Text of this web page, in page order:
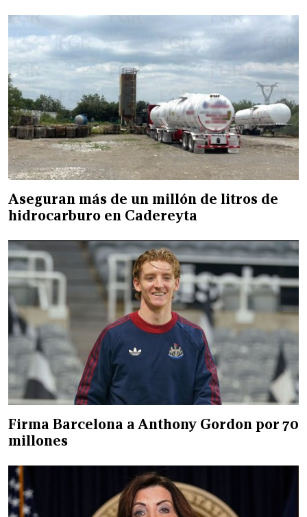
Aseguran más de un millón de litros de
hidrocarburo en Cadereyta
Firma Barcelona a Anthony Gordon por 70
millones